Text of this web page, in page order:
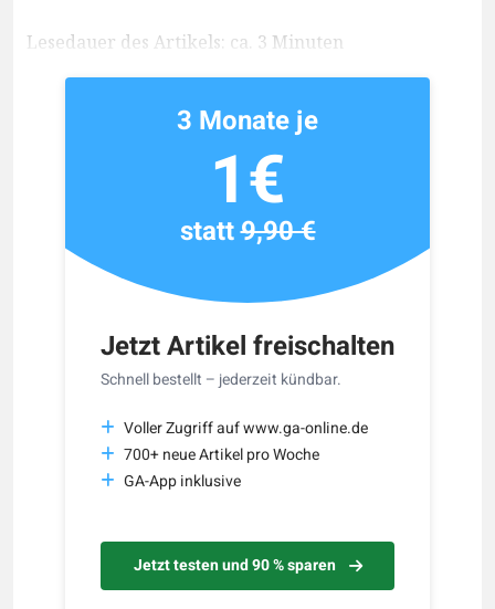
Lesedauer des Artikels: ca. 3 Minuten
Jetzt Artikel freischalten
Schnell bestellt – jederzeit kündbar.
Voller Zugriff auf www.ga-online.de
700+ neue Artikel pro Woche
GA-App inklusive
Jetzt testen und 90 % sparen
3 Monate je
1€
statt9,90 €